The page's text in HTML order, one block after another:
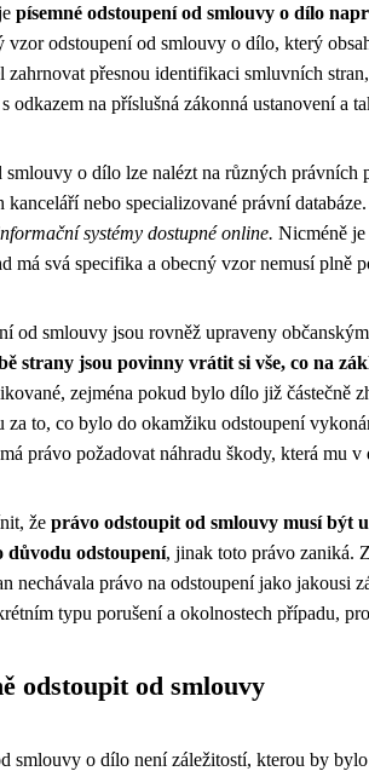
písemné odstoupení od smlouvy o dílo
vzor odstoupení od smlouvy o dílo, který
přesnou identifikaci smluvních
odkazem na příslušná zákonná ustanovení a
smlouvy o dílo lze nalézt na různých
kanceláří nebo specializované právní
systémy dostupné online. Nicméně
má svá specifika a obecný vzor nemusí plně
od smlouvy jsou rovněž upraveny
strany jsou povinny vrátit si vše, co na
zejména pokud bylo dílo již částečně
za to, co bylo do okamžiku odstoupení
právo požadovat náhradu škody, která mu
že právo odstoupit od smlouvy musí být
důvodu odstoupení, jinak toto právo zaniká.
nechávala právo na odstoupení jako jakousi
typu porušení a okolnostech případu,
odstoupit od smlouvy
smlouvy o dílo není záležitostí, kterou by